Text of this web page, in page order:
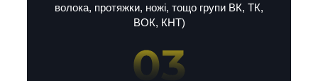
волока, протяжки, ножі, тощо групи ВК, ТК,
ВОК, КНТ)